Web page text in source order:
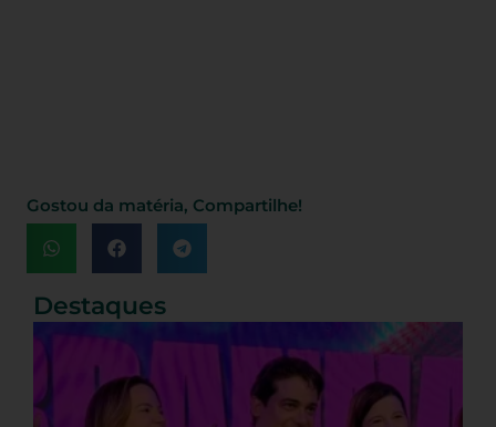
Gostou da matéria, Compartilhe!
Destaques